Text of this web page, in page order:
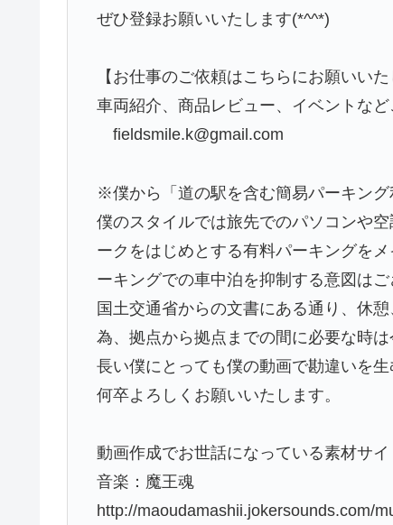
ぜひ登録お願いいたします(*^^*)
【お仕事のご依頼はこちらにお願いいた
車両紹介、商品レビュー、イベントなど
fieldsmile.k@gmail.com
※僕から「道の駅を含む簡易パーキング
僕のスタイルでは旅先でのパソコンや
ークをはじめとする有料パーキングを
ーキングでの車中泊を抑制する意図はご
国土交通省からの文書にある通り、休
為、拠点から拠点までの間に必要な時
長い僕にとっても僕の動画で勘違いを生
何卒よろしくお願いいたします。
動画作成でお世話になっている素材サイ
音楽：魔王魂
http://maoudamashii.jokersounds.com/